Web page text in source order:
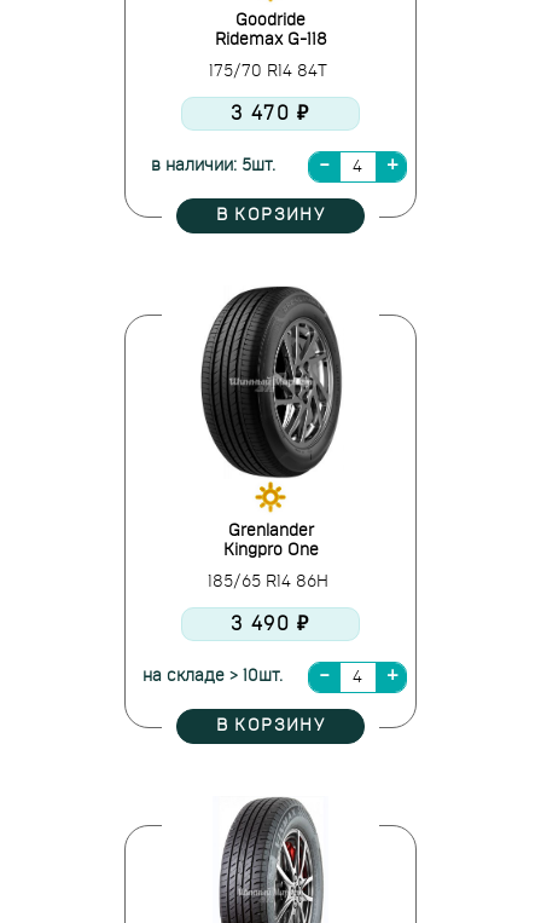
Goodride
Ridemax G-118
175/70 R14 84T
3 470 ₽
в наличии: 5шт.
В КОРЗИНУ
Grenlander
Kingpro One
185/65 R14 86H
3 490 ₽
на складе > 10шт.
В КОРЗИНУ